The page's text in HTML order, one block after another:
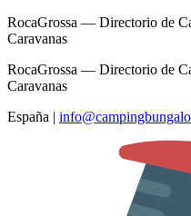
RocaGrossa — Directorio de
Caravanas
RocaGrossa — Directorio de
Caravanas
España |